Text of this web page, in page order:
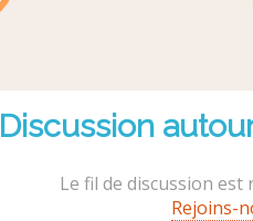
Discussion
Le fil de discussion
Rejoins-